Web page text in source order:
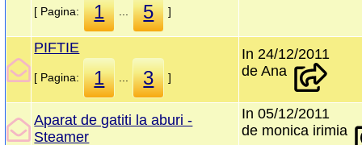
[ Pagina: 1 5 ]
PIFTIE
[ Pagina: 1 3 ]
In 24/12/2011
de Ana
Aparat de gatiti la aburi -
Steamer
In 05/12/2011
de monica irimia